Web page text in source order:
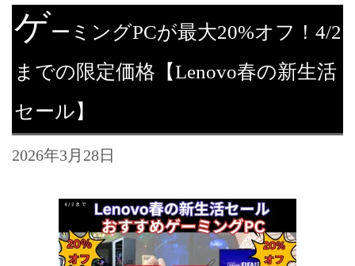
ゲーミングPCが最大20%オフ！4/2
までの限定価格【Lenovo春の新生活
セール】
2026年3月28日